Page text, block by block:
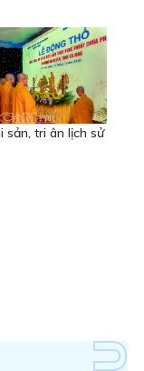
sản, tri ân lịch sử